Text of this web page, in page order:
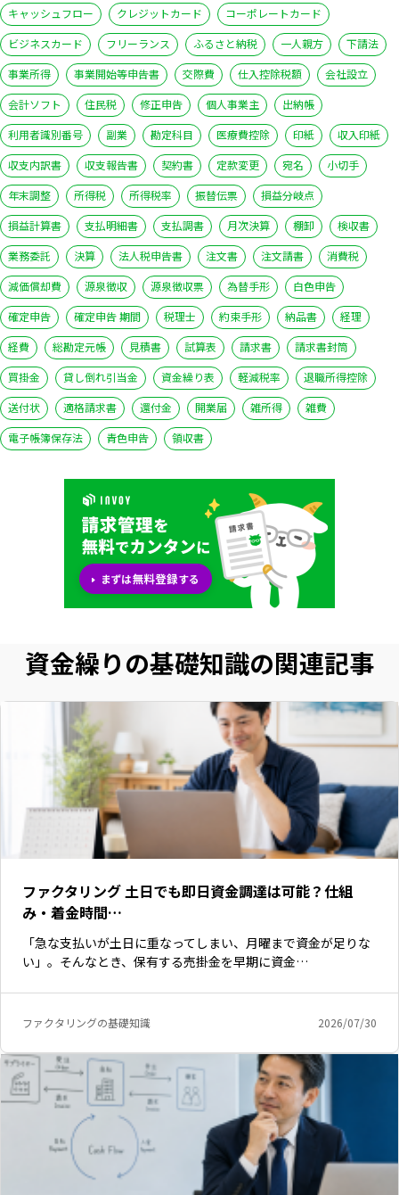
キャッシュフロー
クレジットカード
コーポレートカード
ビジネスカード
フリーランス ふるさと納税 一人親方
下請法
事業所得
事業開始等申告書 交際費 仕入控除税額
会社設立
会計ソフト
住民税 修正申告 個人事業主
出納帳
利用者識別番号
副業 勘定科目 医療費控除 印紙
収入印紙
収支内訳書
収支報告書 契約書 定款変更 宛名
小切手
年末調整
所得税 所得税率 振替伝票
損益分岐点
損益計算書
支払明細書 支払調書 月次決算 棚卸
検収書
業務委託
決算 法人税申告書 注文書 注文請書
消費税
減価償却費
源泉徴収 源泉徴収票 為替手形
白色申告
確定申告
確定申告 期間 税理士 約束手形 納品書
経理
経費
総勘定元帳 見積書 試算表 請求書
請求書封筒
買掛金
貸し倒れ引当金 資金繰り表 軽減税率
退職所得控除
送付状
適格請求書 還付金 開業届 雑所得
雑費
電子帳簿保存法
青色申告 領収書
資金繰りの基礎知識の関連記事
ファクタリング 土日でも即日資金調達は可能？仕組
み・着金時間…
「急な支払いが土日に重なってしまい、月曜まで資金が足りな
い」。そんなとき、保有する売掛金を早期に資金…
ファクタリングの基礎知識 2026/07/30